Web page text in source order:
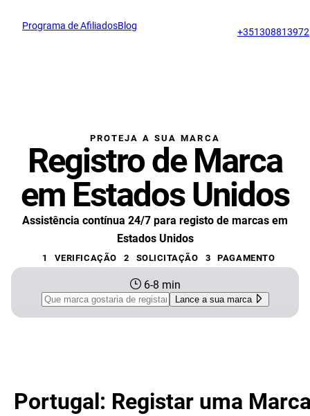
Programa de AfiliadosBlog
+351308813972
PROTEJA A SUA MARCA
Registro de Marca
em Estados Unidos
Assistência contínua 24/7 para registo de marcas em
Estados Unidos
1 VERIFICAÇÃO 2 SOLICITAÇÃO 3 PAGAMENTO
6-8 min
Lance a sua marca
Portugal: Registar uma